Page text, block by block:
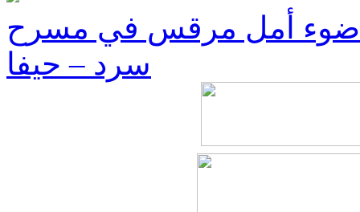
ضوء أمل مرقس في مسرح
سرد – حيفا